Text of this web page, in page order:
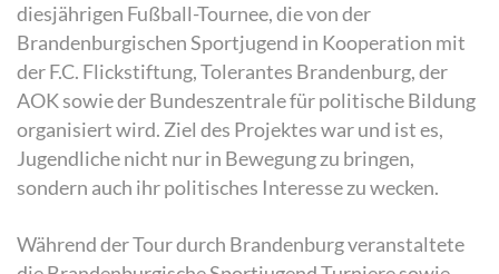
diesjährigen Fußball-Tournee, die von der
Brandenburgischen Sportjugend in Kooperation mit
der F.C. Flickstiftung, Tolerantes Brandenburg, der
AOK sowie der Bundeszentrale für politische Bildung
organisiert wird. Ziel des Projektes war und ist es,
Jugendliche nicht nur in Bewegung zu bringen,
sondern auch ihr politisches Interesse zu wecken.
Während der Tour durch Brandenburg veranstaltete